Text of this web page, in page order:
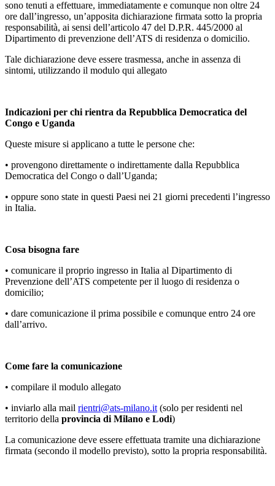
sono tenuti a effettuare, immediatamente e comunque non oltre 24
ore dall’ingresso, un’apposita dichiarazione firmata sotto la propria
responsabilità, ai sensi dell’articolo 47 del D.P.R. 445/2000 al
Dipartimento di prevenzione dell’ATS di residenza o domicilio.
Tale dichiarazione deve essere trasmessa, anche in assenza di
sintomi, utilizzando il modulo qui allegato
Indicazioni per chi rientra da Repubblica Democratica del
Congo e Uganda
Queste misure si applicano a tutte le persone che:
• provengono direttamente o indirettamente dalla Repubblica
Democratica del Congo o dall’Uganda;
• oppure sono state in questi Paesi nei 21 giorni precedenti l’ingresso
in Italia.
Cosa bisogna fare
• comunicare il proprio ingresso in Italia al Dipartimento di
Prevenzione dell’ATS competente per il luogo di residenza o
domicilio;
• dare comunicazione il prima possibile e comunque entro 24 ore
dall’arrivo.
Come fare la comunicazione
• compilare il modulo allegato
• inviarlo alla mail rientri@ats-milano.it (solo per residenti nel
territorio della provincia di Milano e Lodi)
La comunicazione deve essere effettuata tramite una dichiarazione
firmata (secondo il modello previsto), sotto la propria responsabilità.